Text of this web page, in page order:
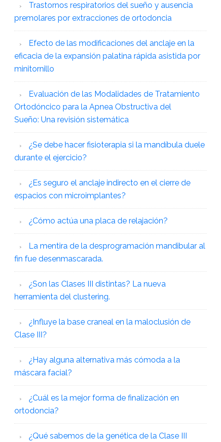
Trastornos respiratorios del sueño y ausencia
premolares por extracciones de ortodoncia
Efecto de las modificaciones del anclaje en la
eficacia de la expansión palatina rápida asistida por
minitornillo
Evaluación de las Modalidades de Tratamiento
Ortodóncico para la Apnea Obstructiva del
Sueño: Una revisión sistemática
¿Se debe hacer fisioterapia si la mandíbula duele
durante el ejercicio?
¿Es seguro el anclaje indirecto en el cierre de
espacios con microimplantes?
¿Cómo actúa una placa de relajación?
La mentira de la desprogramación mandibular al
fin fue desenmascarada.
¿Son las Clases III distintas? La nueva
herramienta del clustering.
¿Influye la base craneal en la maloclusión de
Clase III?
¿Hay alguna alternativa más cómoda a la
máscara facial?
¿Cuál es la mejor forma de finalización en
ortodoncia?
¿Qué sabemos de la genética de la Clase III